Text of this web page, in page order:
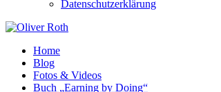
Datenschutzerklärung
Home
Blog
Fotos & Videos
Buch „Earning by Doing“